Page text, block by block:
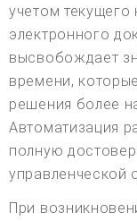
учетом текущего
электронного
высвобождает
времени,
решения более
Автоматизация
полную
управленческой
При